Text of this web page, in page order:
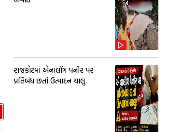
રાજકોટમાં એનાલૉગ પનીર પર
પ્રતિબંધ છતાં ઉત્પાદન ચાલુ